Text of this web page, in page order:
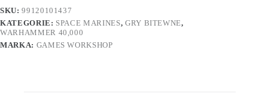
SKU:99120101437
KATEGORIE: SPACE MARINES, GRY BITEWNE,
WARHAMMER 40,000
MARKA: GAMES WORKSHOP